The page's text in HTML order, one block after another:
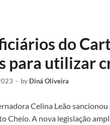
do
para utilizar
- by Diná Oliveira
Celina Leão sancionou
Cheio. A nova legislação